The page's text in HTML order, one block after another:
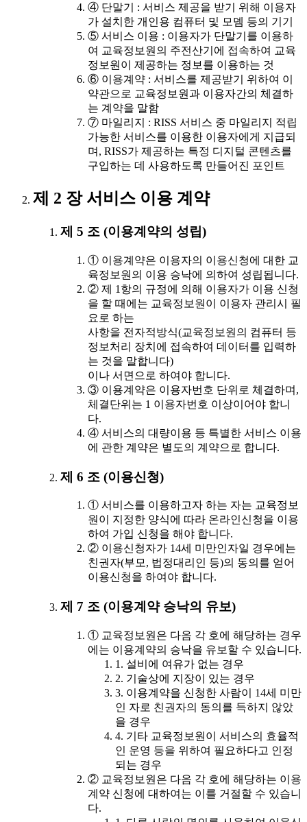
④ 단말기 : 서비스 제공을 받기 위해 이용자
가 설치한 개인용 컴퓨터 및 모뎀 등의 기기
⑤ 서비스 이용 : 이용자가 단말기를 이용하
여 교육정보원의 주전산기에 접속하여 교육
정보원이 제공하는 정보를 이용하는 것
⑥ 이용계약 : 서비스를 제공받기 위하여 이
약관으로 교육정보원과 이용자간의 체결하
는 계약을 말함
⑦ 마일리지 : RISS 서비스 중 마일리지 적립
가능한 서비스를 이용한 이용자에게 지급되
며, RISS가 제공하는 특정 디지털 콘텐츠를
구입하는 데 사용하도록 만들어진 포인트
제 2 장 서비스 이용 계약
제 5 조 (이용계약의 성립)
① 이용계약은 이용자의 이용신청에 대한 교
육정보원의 이용 승낙에 의하여 성립됩니다.
② 제 1항의 규정에 의해 이용자가 이용 신청
을 할 때에는 교육정보원이 이용자 관리시 필
요로 하는
사항을 전자적방식(교육정보원의 컴퓨터 등
정보처리 장치에 접속하여 데이터를 입력하
는 것을 말합니다)
이나 서면으로 하여야 합니다.
③ 이용계약은 이용자번호 단위로 체결하며,
체결단위는 1 이용자번호 이상이어야 합니
다.
④ 서비스의 대량이용 등 특별한 서비스 이용
에 관한 계약은 별도의 계약으로 합니다.
제 6 조 (이용신청)
① 서비스를 이용하고자 하는 자는 교육정보
원이 지정한 양식에 따라 온라인신청을 이용
하여 가입 신청을 해야 합니다.
② 이용신청자가 14세 미만인자일 경우에는
친권자(부모, 법정대리인 등)의 동의를 얻어
이용신청을 하여야 합니다.
제 7 조 (이용계약 승낙의 유보)
① 교육정보원은 다음 각 호에 해당하는 경우
에는 이용계약의 승낙을 유보할 수 있습니다.
1. 설비에 여유가 없는 경우
2. 기술상에 지장이 있는 경우
3. 이용계약을 신청한 사람이 14세 미만
인 자로 친권자의 동의를 득하지 않았
을 경우
4. 기타 교육정보원이 서비스의 효율적
인 운영 등을 위하여 필요하다고 인정
되는 경우
② 교육정보원은 다음 각 호에 해당하는 이용
계약 신청에 대하여는 이를 거절할 수 있습니
다.